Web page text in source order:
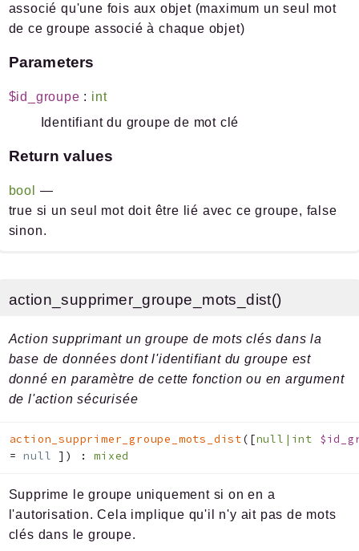
associé qu'une fois aux objet (maximum un seul mot
de ce groupe associé à chaque objet)
Parameters
$id_groupe : int
Identifiant du groupe de mot clé
Return values
bool
—
true si un seul mot doit être lié avec ce groupe, false
sinon.
action_supprimer_groupe_mots_dist()
Action supprimant un groupe de mots clés dans la
base de données dont l'identifiant du groupe est
donné en paramètre de cette fonction ou en argument
de l'action sécurisée
action_supprimer_groupe_mots_dist( [null|int
=null ] ) :mixed
Supprime le groupe uniquement si on en a
l'autorisation. Cela implique qu'il n'y ait pas de mots
clés dans le groupe.